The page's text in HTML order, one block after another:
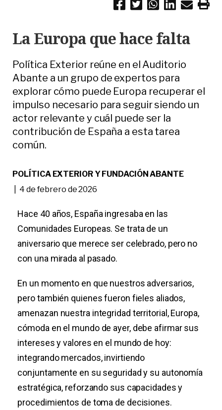
La Europa que hace falta
Política Exterior reúne en el Auditorio
Abante a un grupo de expertos para
explorar cómo puede Europa recuperar el
impulso necesario para seguir siendo un
actor relevante y cuál puede ser la
contribución de España a esta tarea
común.
POLÍTICA EXTERIOR Y FUNDACIÓN ABANTE
| 4 de febrero de 2026
Hace 40 años, España ingresaba en las
Comunidades Europeas. Se trata de un
aniversario que merece ser celebrado, pero no
con una mirada al pasado.
En un momento en que nuestros adversarios,
pero también quienes fueron fieles aliados,
amenazan nuestra integridad territorial, Europa,
cómoda en el mundo de ayer, debe afirmar sus
intereses y valores en el mundo de hoy:
integrando mercados, invirtiendo
conjuntamente en su seguridad y su autonomía
estratégica, reforzando sus capacidades y
procedimientos de toma de decisiones.